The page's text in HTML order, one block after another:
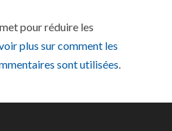
pour réduire les
plus sur comment les
sont utilisées.